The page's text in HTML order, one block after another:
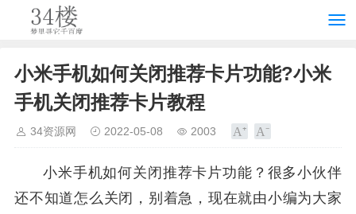
小米手机如何关闭推荐卡片功能?小米
手机关闭推荐卡片教程
34资源网 2022-05-08 2003
小米手机如何关闭推荐卡片功能？很多小伙伴
还不知道怎么关闭，别着急，现在就由小编为大家